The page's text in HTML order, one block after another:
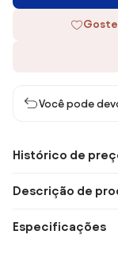
Você pode
Histórico de
Descrição de
Especificações